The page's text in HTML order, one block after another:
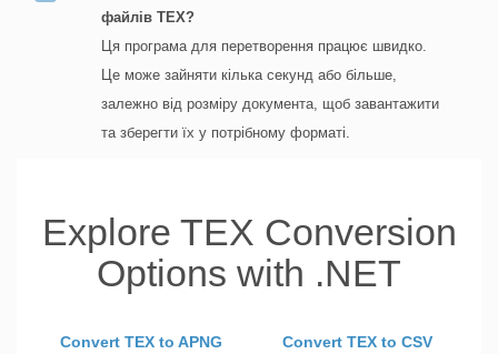
файлів TEX?
Ця програма для перетворення працює швидко.
Це може зайняти кілька секунд або більше,
залежно від розміру документа, щоб завантажити
та зберегти їх у потрібному форматі.
Explore TEX Conversion
Options with .NET
Convert TEX to APNG Convert TEX to CSV